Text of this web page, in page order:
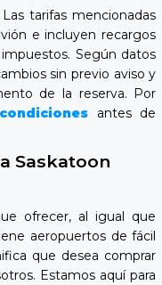
tarifas mencionadas
e incluyen recargos
Según datos
sin previo aviso y
de la reserva. Por
antes de
Saskatoon
ofrecer, al igual que
aeropuertos de fácil
que desea comprar
Estamos aquí para